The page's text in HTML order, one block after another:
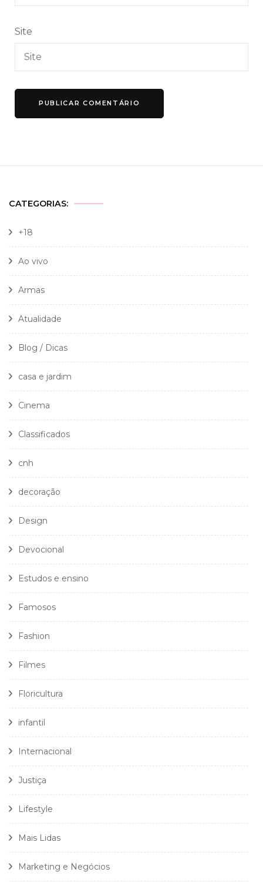
Site
CATEGORIAS:
+18
Ao vivo
Armas
Atualidade
Blog / Dicas
casa e jardim
Cinema
Classificados
cnh
decoração
Design
Devocional
Estudos e ensino
Famosos
Fashion
Filmes
Floricultura
infantil
Internacional
Justiça
Lifestyle
Mais Lidas
Marketing e Negócios